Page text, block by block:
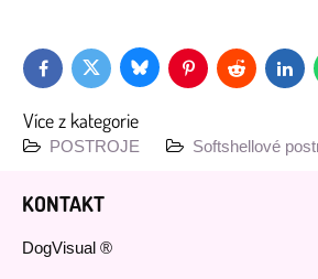
FacebookTwitter BlueskyPinterestReddit
Více z kategorie
POSTROJE Softshellové
KONTAKT
DogVisual ®